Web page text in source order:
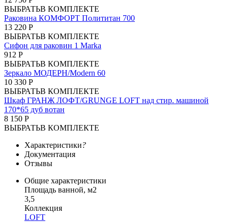
ВЫБРАТЬВ КОМПЛЕКТЕ
Раковина КОМФОРТ Полититан 700
13 220 Р
ВЫБРАТЬВ КОМПЛЕКТЕ
Сифон для раковин 1 Marka
912 Р
ВЫБРАТЬВ КОМПЛЕКТЕ
Зеркало МОДЕРН/Modern 60
10 330 Р
ВЫБРАТЬВ КОМПЛЕКТЕ
Шкаф ГРАНЖ ЛОФТ/GRUNGE LOFT над стир. машиной
170*65 дуб вотан
8 150 Р
ВЫБРАТЬВ КОМПЛЕКТЕ
Характеристики?
Документация
Отзывы
Общие характеристики
Площадь ванной, м2
3,5
Коллекция
LOFT